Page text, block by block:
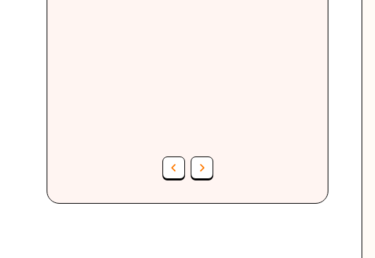
فرمول حجم اشکال هندسی در ریاضیات
برنامه‌ ریزی درسی هفتم